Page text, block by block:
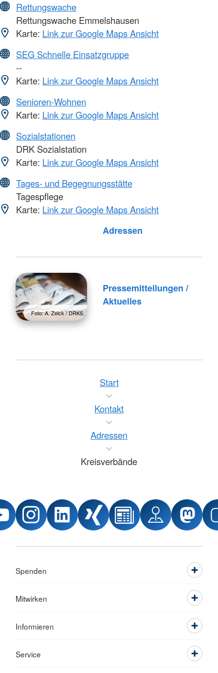
Rettungswache
Rettungswache Emmelshausen
Karte: Link zur Google Maps Ansicht
SEG Schnelle Einsatzgruppe
--
Karte: Link zur Google Maps Ansicht
Senioren-Wohnen
Karte: Link zur Google Maps Ansicht
Sozialstationen
DRK Sozialstation
Karte: Link zur Google Maps Ansicht
Tages- und Begegnungsstätte
Tagespflege
Karte: Link zur Google Maps Ansicht
Adressen
Foto: A. Zelck / DRKS
Pressemitteilungen /
Aktuelles
Start
Kontakt
Adressen
Kreisverbände
Spenden
Mitwirken
Informieren
Service